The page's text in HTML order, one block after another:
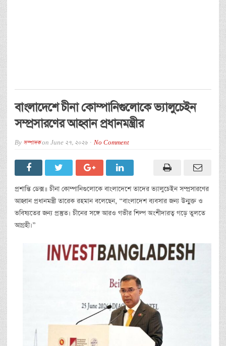
বাংলাদেশে চীনা কোম্পানিগুলোকে ভ্যালুচেইন
সম্প্রসারণের আহ্বান প্রধানমন্ত্রীর
By সম্পাদকon June 27, 2026 No Comment
প্রশান্তি ডেক্স॥ চীনা কোম্পানিগুলোকে বাংলাদেশে তাদের ভ্যালুচেইন সম্প্রসারণের
আহ্বান প্রধানমন্ত্রী তারেক রহমান বলেছেন, “বাংলাদেশ ব্যবসার জন্য উন্মুক্ত ও
ভবিষ্যতের জন্য প্রস্তুত। চীনের সঙ্গে আরও গভীর শিল্প অংশীদারত্ব গড়ে তুলতে
আগ্রহী।”